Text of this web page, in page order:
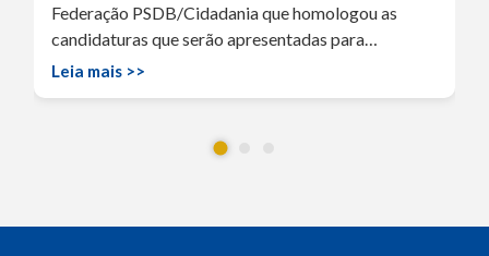
Federação PSDB/Cidadania que homologou as
candidaturas que serão apresentadas para…
Leia mais >>